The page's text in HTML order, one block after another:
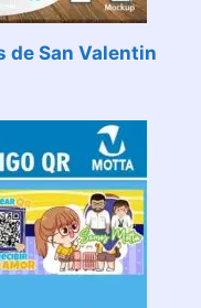
de San Valentin